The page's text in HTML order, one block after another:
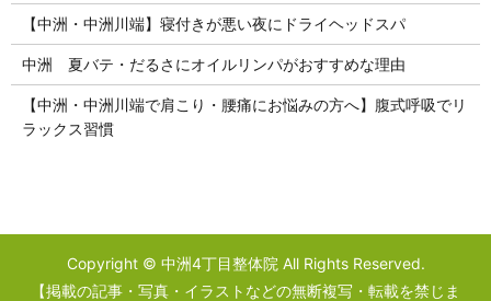
【中洲・中洲川端】寝付きが悪い夜にドライヘッドスパ
中洲 夏バテ・だるさにオイルリンパがおすすめな理由
【中洲・中洲川端で肩こり・腰痛にお悩みの方へ】腹式呼吸でリ
ラックス習慣
Copyright © 中洲4丁目整体院 All Rights Reserved.
【掲載の記事・写真・イラストなどの無断複写・転載を禁じま